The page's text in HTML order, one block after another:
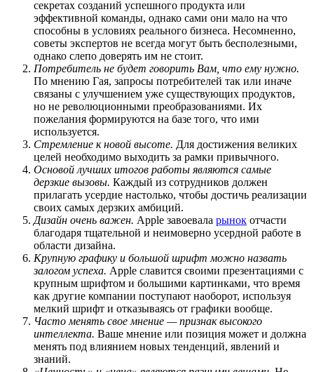
секретах созданий успешного продукта или
эффективной команды, однако сами они мало на что
способны в условиях реального бизнеса. Несомненно,
советы экспертов не всегда могут быть бесполезными,
однако слепо доверять им не стоит.
Потребитель не будет говорить Вам, что ему нужно.
По мнению Гая, запросы потребителей так или иначе
связаны с улучшением уже существующих продуктов,
но не революционными преобразованиями. Их
пожелания формируются на базе того, что ими
используется.
Стремление к новой высоте. Для достижения великих
целей необходимо выходить за рамки привычного.
Основой лучших итогов работы являются самые
дерзкие вызовы. Каждый из сотрудников должен
прилагать усердие настолько, чтобы достичь реализации
своих самых дерзких амбиций.
Дизайн очень важен. Apple завоевала рынок отчасти
благодаря тщательной и неимоверно усердной работе в
области дизайна.
Крупную графику и большой шрифт можно назвать
залогом успеха. Apple славится своими презентациями с
крупным шрифтом и большими картинками, что время
как другие компании поступают наоборот, используя
мелкий шрифт и отказываясь от графики вообще.
Часто менять свое мнение — признак высокого
интеллекта. Ваше мнение или позиция может и должна
менять под влиянием новых тенденций, явлений и
знаний.